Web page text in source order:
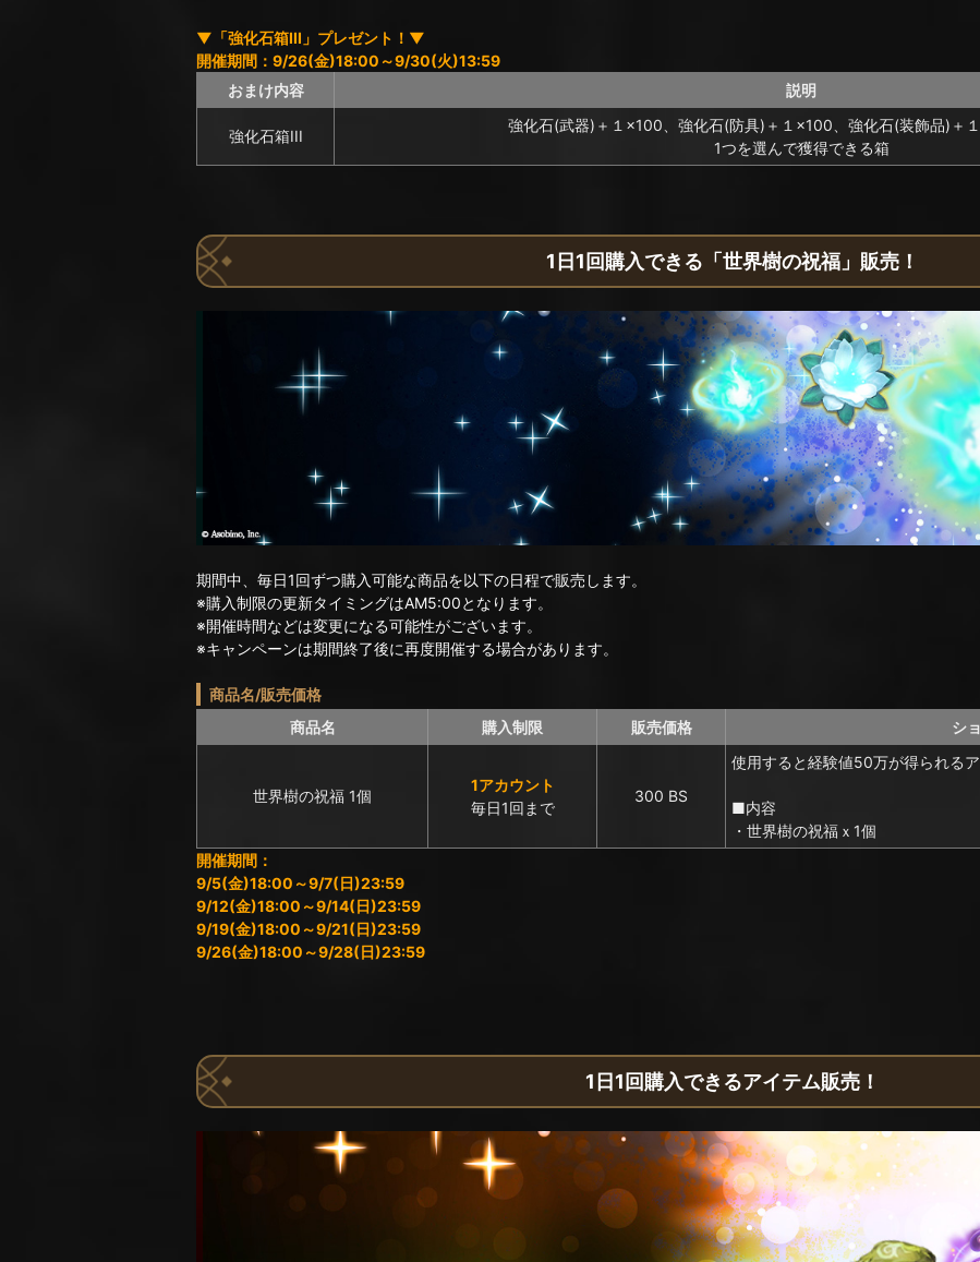
▼「強化石箱III」プレゼント！▼
開催期間：9/26(金)18:00～9/30(火)13:59
おまけ内容
説明
強化石箱III
強化石(武器)＋１×100、強化石(防具)＋１×100、強化石(装飾品)＋１
1つを選んで獲得できる箱
1日1回購入できる「世界樹の祝福」販売！
期間中、毎日1回ずつ購入可能な商品を以下の日程で販売します。
※購入制限の更新タイミングはAM5:00となります。
※開催時間などは変更になる可能性がございます。
※キャンペーンは期間終了後に再度開催する場合があります。
商品名/販売価格
商品名
購入制限 販売価格 シ
世界樹の祝福 1個
1アカウント
毎日1回まで
300 BS
使用すると経験値50万が得られる
■内容
・世界樹の祝福ｘ1個
開催期間：
9/5(金)18:00～9/7(日)23:59
9/12(金)18:00～9/14(日)23:59
9/19(金)18:00～9/21(日)23:59
9/26(金)18:00～9/28(日)23:59
1日1回購入できるアイテム販売！